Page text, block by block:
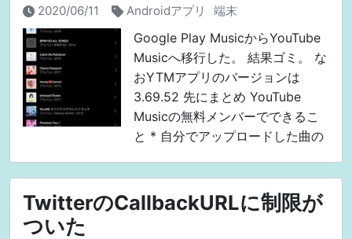
2020/06/11 Androidアプリ 端末
Google Play MusicからYouTube
Musicへ移行した。 結果ゴミ。 な
おYTMアプリのバージョンは
3.69.52 先にまとめ YouTube
Musicの無料メンバーでできるこ
と * 自分でアップロードした曲の
TwitterのCallbackURLに制限が
ついた